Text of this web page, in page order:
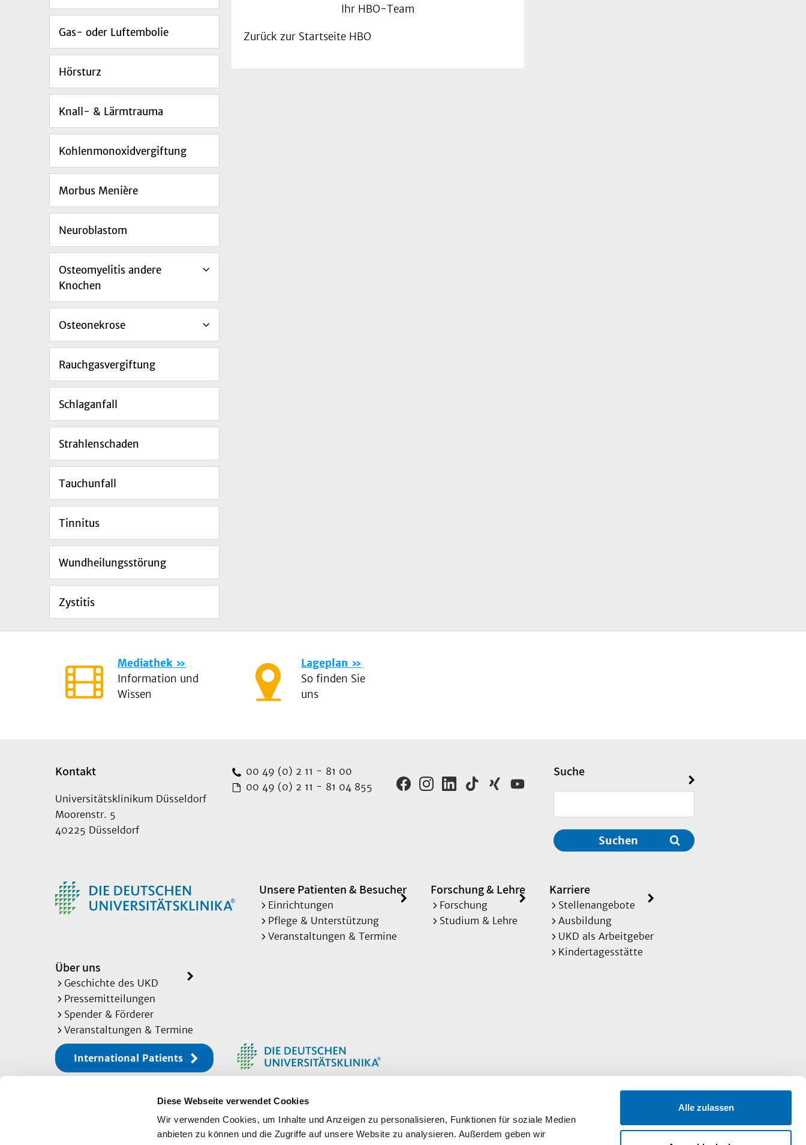
Diese Webseite verwendet Cookies
Wir verwenden Cookies, um Inhalte und Anzeigen zu personalisieren, Funktionen für soziale Medien
anbieten zu können und die Zugriffe auf unsere Website zu analysieren. Außerdem geben wir
Alle zulassen
Gas- oder Luftembolie
Hörsturz
Knall- & Lärmtrauma
Kohlenmonoxidvergiftung
Morbus Menière
Neuroblastom
Osteomyelitis andere
Knochen
Osteonekrose
Rauchgasvergiftung
Schlaganfall
Strahlenschaden
Tauchunfall
Tinnitus
Wundheilungsstörung
Zystitis
Ihr HBO-Team
Zurück zur Startseite HBO
Mediathek
Information und
Wissen
Lageplan
So finden Sie
uns
Kontakt
Universitätsklinikum Düsseldorf
Moorenstr. 5
40225 Düsseldorf
00 49 (0) 2 11 - 81 00
00 49 (0) 2 11 - 81 04 855
Suche
Suchen
Unsere Patienten & Besucher
Einrichtungen
Pflege & Unterstützung
Veranstaltungen & Termine
Forschung & Lehre
Forschung
Studium & Lehre
Karriere
Stellenangebote
Ausbildung
UKD als Arbeitgeber
Kindertagesstätte
Über uns
Geschichte des UKD
Pressemitteilungen
Spender & Förderer
Veranstaltungen & Termine
International Patients